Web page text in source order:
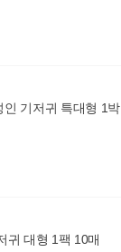
기저귀 특대형 1박
귀 대형 1팩 10매